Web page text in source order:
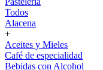
Todos
Alacena
+
Aceites y Mieles
Café de especialidad
Bebidas con Alcohol